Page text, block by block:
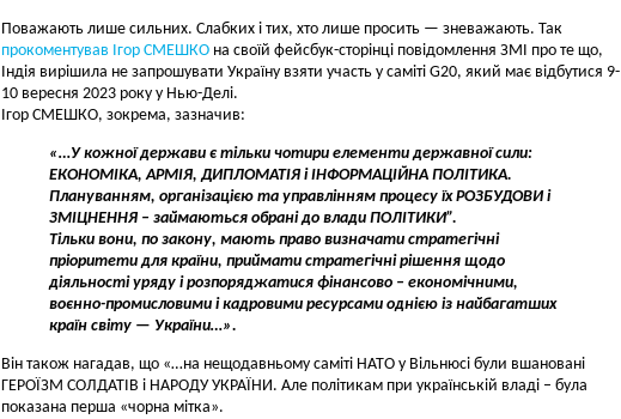
Поважають лише сильних. Слабких і тих, хто лише просить — зневажають. Так
прокоментував Ігор СМЕШКО на своїй фейсбук-сторінці повідомлення ЗМІ про те що,
Індія вирішила не запрошувати Україну взяти участь у саміті G20, який має відбутися 9-
10 вересня 2023 року у Нью-Делі.
Ігор СМЕШКО, зокрема, зазначив:
«…У кожної держави є тільки чотири елементи державної сили:
ЕКОНОМІКА, АРМІЯ, ДИПЛОМАТІЯ і ІНФОРМАЦІЙНА ПОЛІТИКА.
Плануванням, організацією та управлінням процесу їх РОЗБУДОВИ і
ЗМІЦНЕННЯ – займаються обрані до влади ПОЛІТИКИ”.
Тільки вони, по закону, мають право визначати стратегічні
пріоритети для країни, приймати стратегічні рішення щодо
діяльності уряду і розпоряджатися фінансово – економічними,
воєнно-промисловими і кадровими ресурсами однією із найбагатших
країн світу — України…».
Він також нагадав, що «…на нещодавньому саміті НАТО у Вільнюсі були вшановані
ГЕРОЇЗМ СОЛДАТІВ і НАРОДУ УКРАЇНИ. Але політикам при українській владі – була
показана перша «чорна мітка».
Замалчивание руководством СБУ
ситуации по «делу Леонида
Развожаева» разрушает веру
украинских граждан в органы
государственной власти
собственной страны....
ЯК ЗОМБУЮТЬ РОСІЯН
Передачу, яка вийшла 29 грудня
року на Першому російському
телеканалі, кремлівські
пропагандисти готували
заздалегідь...